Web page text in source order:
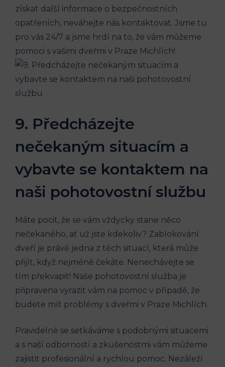
získat další informace o bezpečnostních
opatřeních, neváhejte nás kontaktovat. Jsme tu
pro vás 24/7 a jsme hrdí na to, že vám můžeme
pomoci s vašimi dveřmi v Praze Michlích!
9. Předcházejte
nečekaným situacím a
vybavte se kontaktem na
naši pohotovostní službu
Máte pocit, že se vám vždycky stane něco
nečekaného, ať už jste kdekoliv? Zablokování
dveří je právě jedna z těch situací, která může
přijít, když nejméně čekáte. Nenechávejte se
tím překvapit! Naše pohotovostní služba je
připravena vyrazit vám na pomoc v případě, že
budete mít problémy s dveřmi v Praze Michlích.
Pravidelně se setkáváme s podobnými situacemi
a s naší odborností a zkušenostmi vám můžeme
zajistit profesionální a rychlou pomoc. Nezáleží